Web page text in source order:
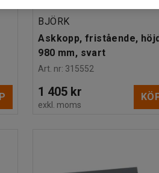
BJÖRK
Askkopp, fristående,
980 mm, svart
Art. nr: 315552
1 405 kr
exkl. moms